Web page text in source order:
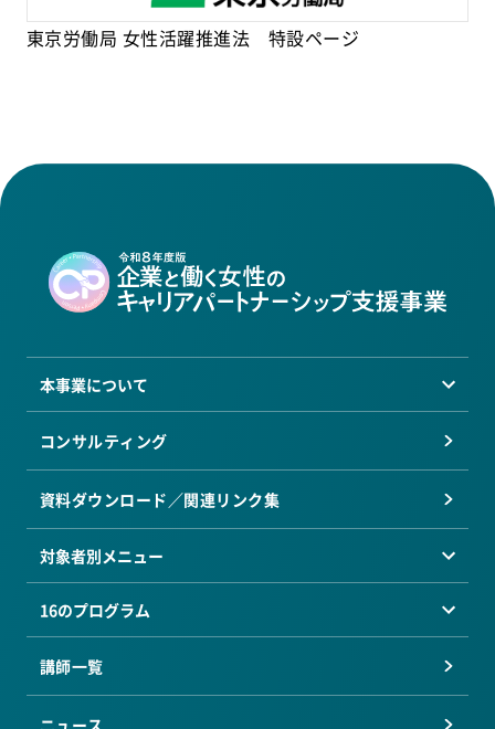
東京労働局 女性活躍推進法 特設ページ
本事業について
コンサルティング
資料ダウンロード／関連リンク集
対象者別メニュー
16のプログラム
講師一覧
ニュース